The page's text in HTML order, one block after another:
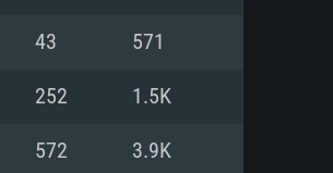
Linux
43 571
252 1.5K
572 3.9K